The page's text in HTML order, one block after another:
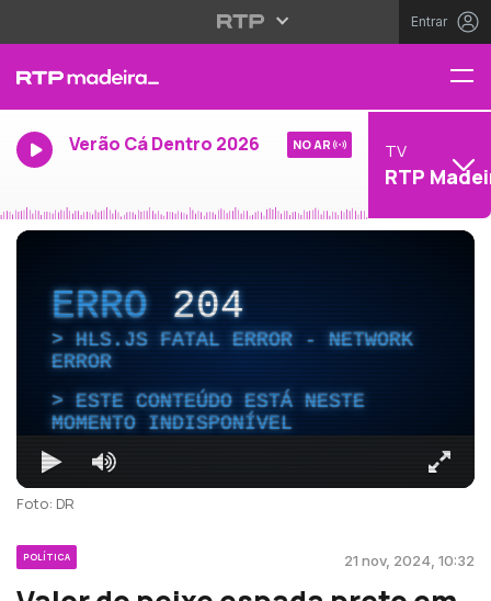
Entrar
Verão Cá Dentro 2026 NO AR TV
RTP
ERRO204
HLS.JS FATAL ERROR - NETWORK
ERROR
ESTE CONTEÚDO ESTÁ NESTE
MOMENTO INDISPONÍVEL
Foto: DR
POLÍTICA 21 nov, 2024, 10:32